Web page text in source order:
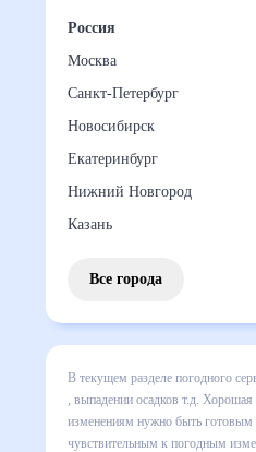
Россия
Москва
Санкт-Петербург
Новосибирск
Екатеринбург
Нижний Новгород
Казань
Все города
В текущем разделе
включает все сведения
динамике и даст понять,
спланировать 30 дней.